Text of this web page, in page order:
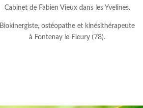
Cabinet de Fabien Vieux dans les Yvelines.
Biokinergiste, ostéopathe et kinésithérapeute
à Fontenay le Fleury (78).